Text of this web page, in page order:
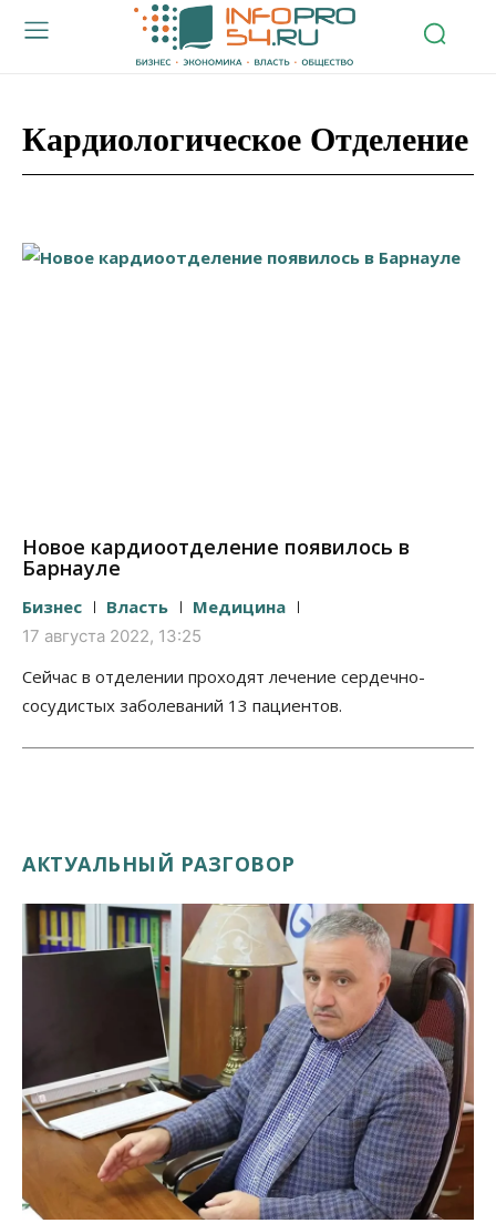
Кардиологическое Отделение
Новое кардиоотделение появилось в
Барнауле
Бизнес Власть Медицина
17 августа 2022, 13:25
Сейчас в отделении проходят лечение сердечно-
сосудистых заболеваний 13 пациентов.
АКТУАЛЬНЫЙ РАЗГОВОР